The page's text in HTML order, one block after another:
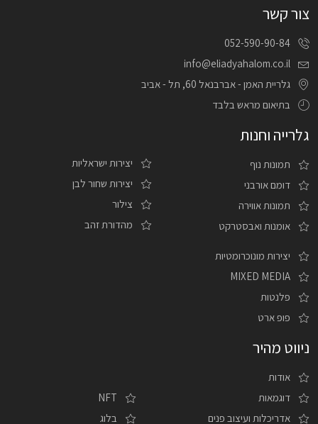
צור קשר
052-590-90-84
info@eliadyahalom.co.il
גלריית האמן - אברבנאל 60, תל - אביב
בתיאום מראש בלבד
גלרייה וחנות
תמונות נוף
דומם אורבני
תמונות אווירה
אומנות ואבסטרקט
יצירות ישראליות
יצירות שחור לבן
צילור
מהדורת זהב
יצירות מונוכרומטיות
MIXED MEDIA
פלנטות
פופ ארט
ניווט מהיר
אודות
דוגמאות
אדריכלות ועיצוב פנים
NFT
בלוג